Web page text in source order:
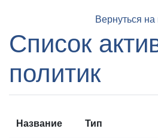
Вернуться
Список
политик
Название Тип